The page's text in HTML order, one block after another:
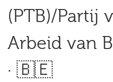
(PTB)/Partij
Arbeid van
· 🇧🇪